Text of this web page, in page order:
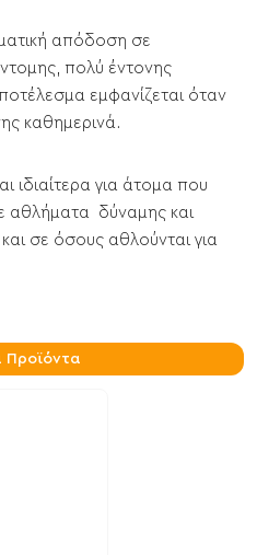
απόδοση σε
πολύ έντονης
εμφανίζεται όταν
καθημερινά.
ιδιαίτερα για άτομα που
αθλήματα δύναμης και
σε όσους αθλούνται για
Προϊόντα